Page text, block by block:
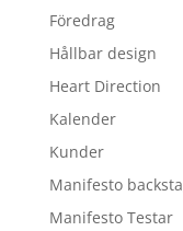
Föredrag
Hållbar design
Heart Direction
Kalender
Kunder
Manifesto
Manifesto Testar